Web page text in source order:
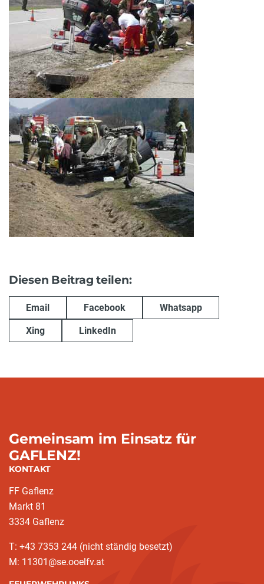
Diesen Beitrag teilen:
Email Facebook Whatsapp
Xing LinkedIn
Gemeinsam im Einsatz für
GAFLENZ!
KONTAKT
FF Gaflenz
Markt 81
3334 Gaflenz
T: +43 7353 244 (nicht ständig besetzt)
M: 11301@se.ooelfv.at